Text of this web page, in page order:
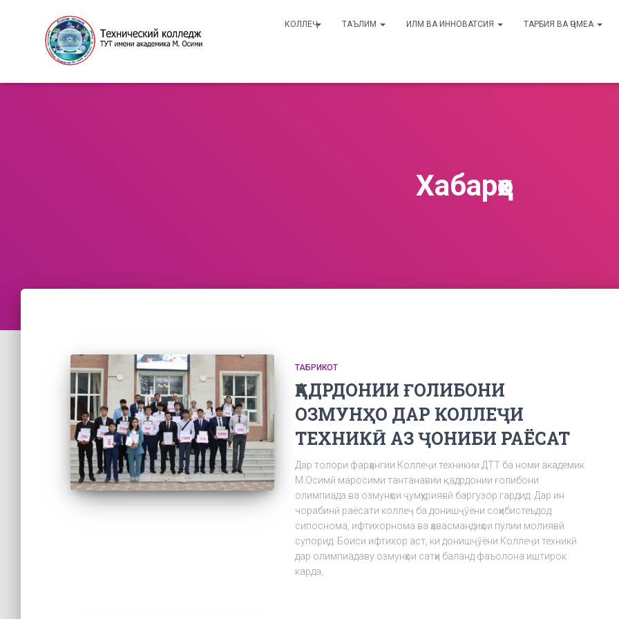
КОЛЛЕҶ ТАЪЛИМ ИЛМ ВА ИННОВАТСИЯ ТАРБИЯ ВА ҶОМЕА
Хабарҳо
ТАБРИКОТ
ҚАДРДОНИИ ҒОЛИБОНИ
ОЗМУНҲО ДАР КОЛЛЕҶИ
ТЕХНИКӢ АЗ ҶОНИБИ РАЁСАТ
Дар толори фарҳангии Коллеҷи техникии ДТТ ба номи академик
М.Осимӣ маросими тантанавии қадрдонии ғолибони
олимпиада ва озмунҳои ҷумҳуриявӣ баргузор гардид. Дар ин
чорабинӣ раёсати коллеҷ ба донишҷӯёни соҳибистеъдод
сипоснома, ифтихорнома ва ҳавасмандиҳои пулии молиявӣ
супорид. Боиси ифтихор аст, ки донишҷӯёни Коллеҷи техникӣ
дар олимпиадаву озмунҳои сатҳи баланд фаъолона иштирок
карда,